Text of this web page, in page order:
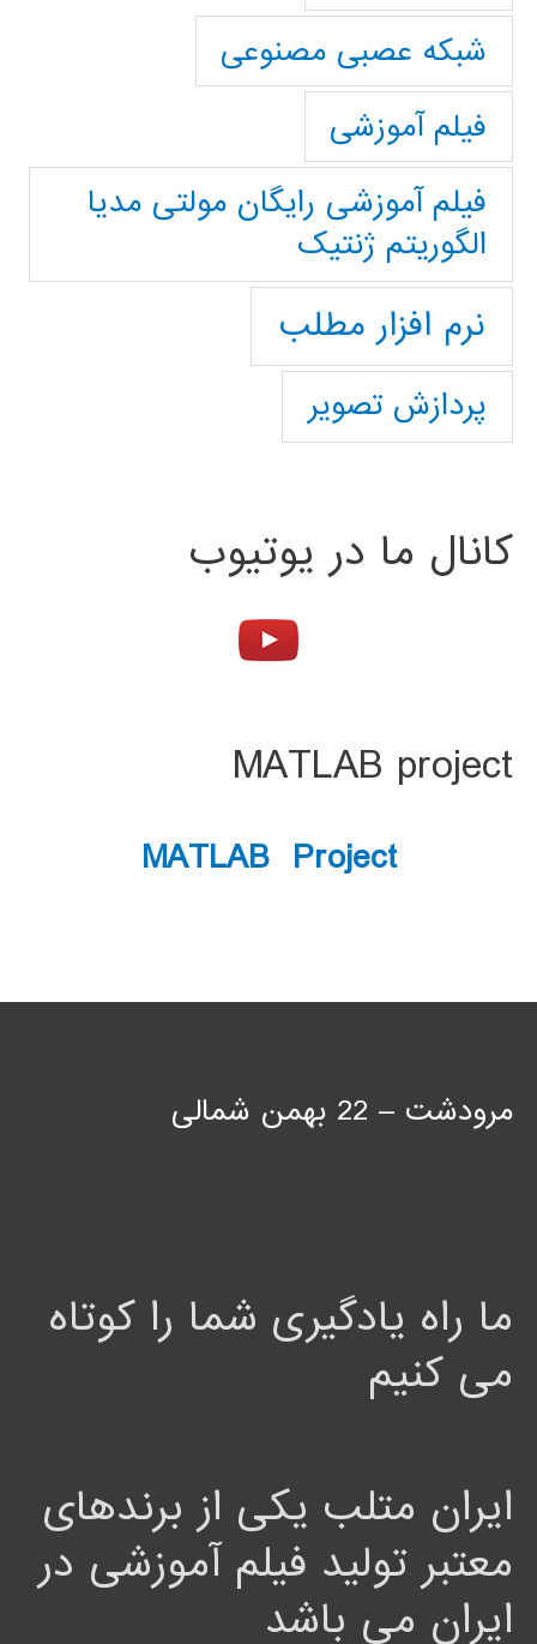
شبکه عصبی مصنوعی
فیلم آموزشی
فیلم آموزشی رایگان مولتی مدیا
الگوریتم ژنتیک
نرم افزار مطلب
پردازش تصویر
کانال ما در یوتیوب
MATLAB project
MATLAB Project
مرودشت – 22 بهمن شمالی
ما راه یادگیری شما را کوتاه
می کنیم
ایران متلب یکی از برندهای
معتبر تولید فیلم آموزشی در
ایران می باشد